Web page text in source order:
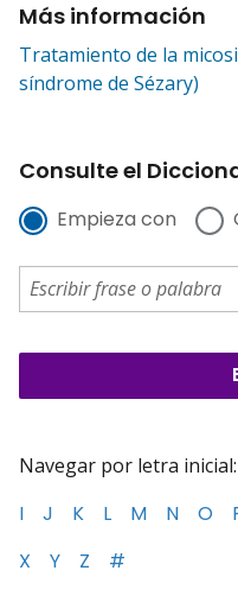
Más información
Tratamiento de la
síndrome de Sézary)
Consulte el
Empieza con
Navegar por letra inicial:
I
J K L M N O
X
Y Z #